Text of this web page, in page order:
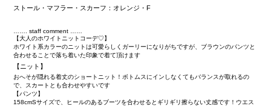
ストール・マフラー・スカーフ：オレンジ・F
……. staff comment ……
【大人のホワイトニットコーデ♡】
ホワイト系カラーのニットは可愛らしくガーリーになりがちですが、ブラウンのパンツと
合わせることで落ち着いた印象で着て頂けます
【ニット】
おへそが隠れる着丈のショートニット！ボトムスにインしなくてもバランスが取れるの
で、スカートとも合わせやすいです
【パンツ】
158cmSサイズで、ヒールのあるブーツを合わせるとギリギリ擦らない丈感です！ウエス